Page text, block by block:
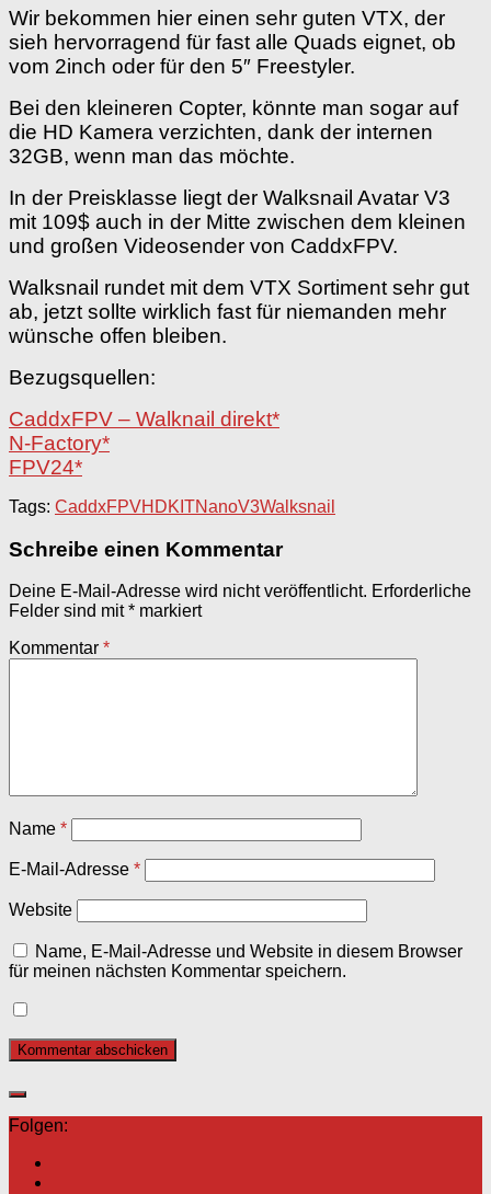
Wir bekommen hier einen sehr guten VTX, der
sieh hervorragend für fast alle Quads eignet, ob
vom 2inch oder für den 5″ Freestyler.
Bei den kleineren Copter, könnte man sogar auf
die HD Kamera verzichten, dank der internen
32GB, wenn man das möchte.
In der Preisklasse liegt der Walksnail Avatar V3
mit 109$ auch in der Mitte zwischen dem kleinen
und großen Videosender von CaddxFPV.
Walksnail rundet mit dem VTX Sortiment sehr gut
ab, jetzt sollte wirklich fast für niemanden mehr
wünsche offen bleiben.
Bezugsquellen:
CaddxFPV – Walknail direkt*
N-Factory*
FPV24*
Tags: CaddxFPVHDKITNanoV3Walksnail
Schreibe einen Kommentar
Deine E-Mail-Adresse wird nicht veröffentlicht. Erforderliche
Felder sind mit* markiert
Kommentar *
Name *
E-Mail-Adresse *
Website
Name, E-Mail-Adresse und Website in diesem Browser
für meinen nächsten Kommentar speichern.
Folgen: